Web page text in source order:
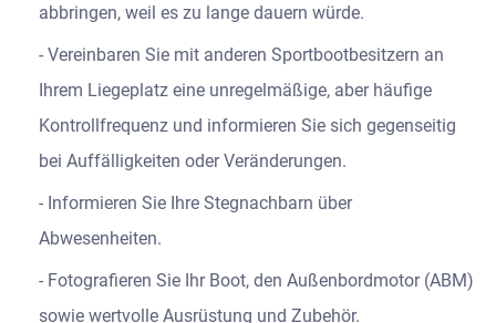
abbringen, weil es zu lange dauern würde.
Vereinbaren Sie mit anderen Sportbootbesitzern an
Ihrem Liegeplatz eine unregelmäßige, aber häufige
Kontrollfrequenz und informieren Sie sich gegenseitig
bei Auffälligkeiten oder Veränderungen.
Informieren Sie Ihre Stegnachbarn über
Abwesenheiten.
Fotografieren Sie Ihr Boot, den Außenbordmotor (ABM)
sowie wertvolle Ausrüstung und Zubehör.